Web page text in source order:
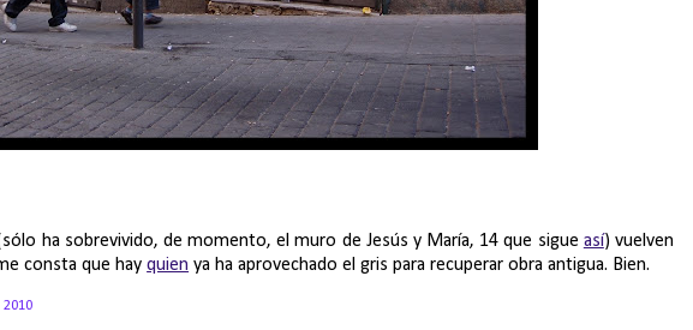
ha sobrevivido, de momento, el muro de Jesús y María, 14 que sigue así) vuelven
consta que hayquien ya ha aprovechado el gris para recuperar obra antigua. Bien.